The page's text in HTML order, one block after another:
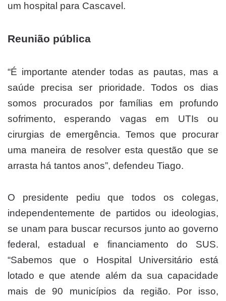
um hospital para Cascavel.
Reunião pública
“É importante atender todas as pautas, mas a
saúde precisa ser prioridade. Todos os dias
somos procurados por famílias em profundo
sofrimento, esperando vagas em UTIs ou
cirurgias de emergência. Temos que procurar
uma maneira de resolver esta questão que se
arrasta há tantos anos”, defendeu Tiago.
O presidente pediu que todos os colegas,
independentemente de partidos ou ideologias,
se unam para buscar recursos junto ao governo
federal, estadual e financiamento do SUS.
“Sabemos que o Hospital Universitário está
lotado e que atende além da sua capacidade
mais de 90 municípios da região. Por isso,